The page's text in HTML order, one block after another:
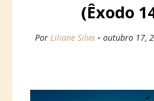
(Êxodo
Por Liliane Silva outubro 17,